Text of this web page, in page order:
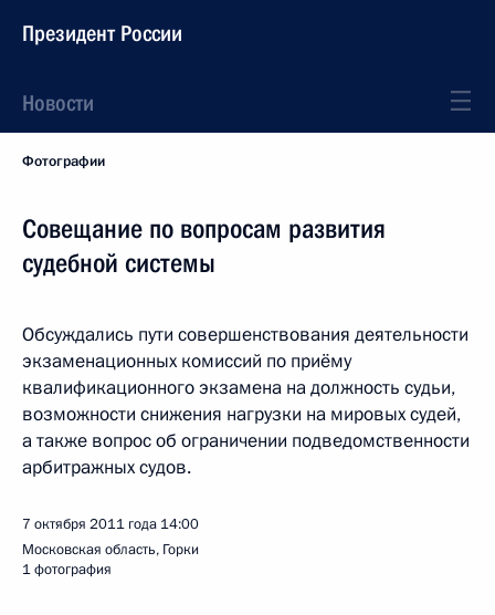
Президент России
Новости
Фотографии
Совещание по вопросам развития
судебной системы
Обсуждались пути совершенствования деятельности
экзаменационных комиссий по приёму
квалификационного экзамена на должность судьи,
возможности снижения нагрузки на мировых судей,
а также вопрос об ограничении подведомственности
арбитражных судов.
7 октября 2011 года 14:00
Московская область, Горки
1 фотография